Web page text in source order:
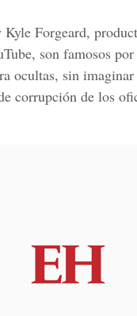
Kyle Forgeard,
, son famosos
ocultas, sin
corrupción de los